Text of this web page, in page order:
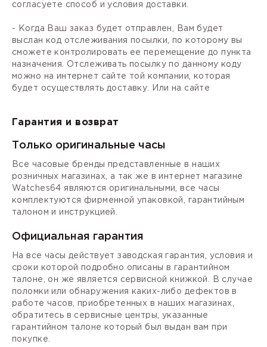
согласуете способ и условия доставки.
- Когда Ваш заказ будет отправлен, Вам будет
выслан код отслеживания посылки, по которому вы
сможете контролировать ее перемещение до пункта
назначения. Отслеживать посылку по данному коду
можно на интернет сайте той компании, которая
будет осуществлять доставку. Или на сайте
Гарантия и возврат
Только оригинальные часы
Все часовые бренды представленные в наших
розничных магазинах, а так же в интернет магазине
Watches64 являются оригинальными, все часы
комплектуются фирменной упаковкой, гарантийным
талоном и инструкцией.
Официальная гарантия
На все часы действует заводская гарантия, условия и
сроки которой подробно описаны в гарантийном
талоне, он же является сервисной книжкой. В случае
поломки или обнаружения каких-либо дефектов в
работе часов, приобретенных в наших магазинах,
обратитесь в сервисные центры, указанные
гарантийном талоне который был выдан вам при
покупке.